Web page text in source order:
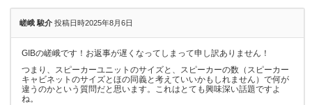
嵯峨 駿介 投稿日時2025年8月6日
GIBの嵯峨です！お返事が遅くなってしまって申し訳ありません！
つまり、スピーカーユニットのサイズと、スピーカーの数（スピーカー
キャビネットのサイズとほの同義と考えていいかもしれません）で何が
違うのかという質問だと思います。これはとても興味深い話題ですよ
ね。